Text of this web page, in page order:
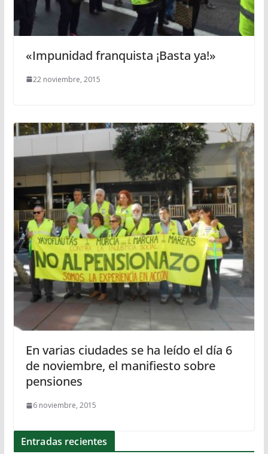
«Impunidad franquista ¡Basta ya!»
22 noviembre, 2015
En varias ciudades se ha leído el día 6
de noviembre, el manifiesto sobre
pensiones
6 noviembre, 2015
Entradas recientes